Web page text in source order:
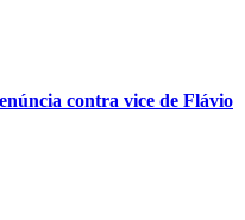
contra vice de Flávio